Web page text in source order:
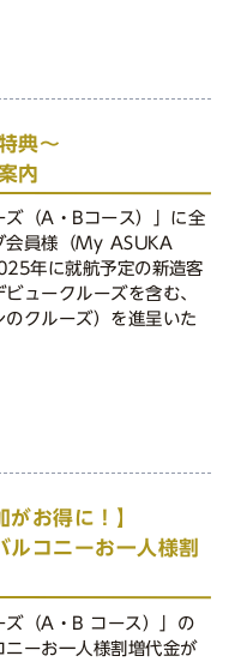
典～
内
（A・Bコース）」に全
会員様（My ASUKA
年に就航予定の新造客
ュークルーズを含む、
クルーズ）を進呈いた
がお得に！】
ルコニーお一人様割
（A・B コース）」の
ーお一人様割増代金が